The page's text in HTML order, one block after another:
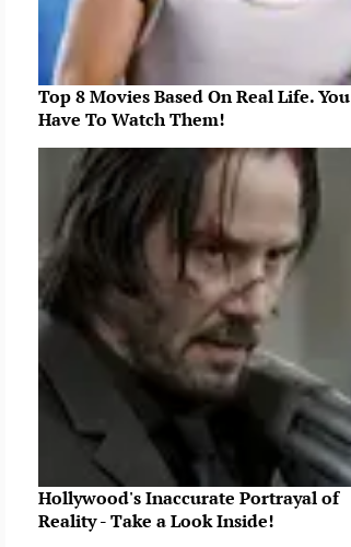
Top 8 Movies Based On Real Life. You
Have To Watch Them!
Hollywood's Inaccurate Portrayal of
Reality - Take a Look Inside!